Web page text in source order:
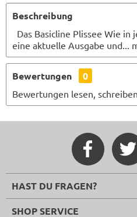
Beschreibung
Das Basicline Plissee Wie
eine aktuelle Ausgabe und...
Bewertungen 0
Bewertungen lesen,
HAST DU FRAGEN?
SHOP SERVICE